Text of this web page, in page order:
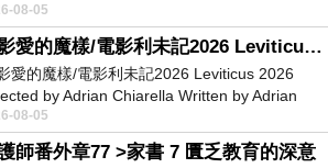
是很喜歡幼幼班的小朋友嗎捨得不
08-05
電影愛的魔樣/電影利未記2026 Leviticus 2026
愛的魔樣/電影利未記2026 Leviticus 2026
by Adrian Chiarella Written by Adrian
Starring Joe Bird
08-05
師番外章77 >家書 7 匱乏教育的深意